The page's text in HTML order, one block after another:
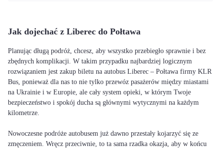
Jak dojechać z Liberec do Połtawa
Planując długą podróż, chcesz, aby wszystko przebiegło sprawnie i bez
zbędnych komplikacji. W takim przypadku najbardziej logicznym
rozwiązaniem jest zakup biletu na autobus Liberec – Połtawa firmy KLR
Bus, ponieważ dla nas to nie tylko przewóz pasażerów między miastami
na Ukrainie i w Europie, ale cały system opieki, w którym Twoje
bezpieczeństwo i spokój ducha są głównymi wytycznymi na każdym
kilometrze.
Nowoczesne podróże autobusem już dawno przestały kojarzyć się ze
zmęczeniem. Wręcz przeciwnie, to ta sama rzadka okazja, aby w końcu